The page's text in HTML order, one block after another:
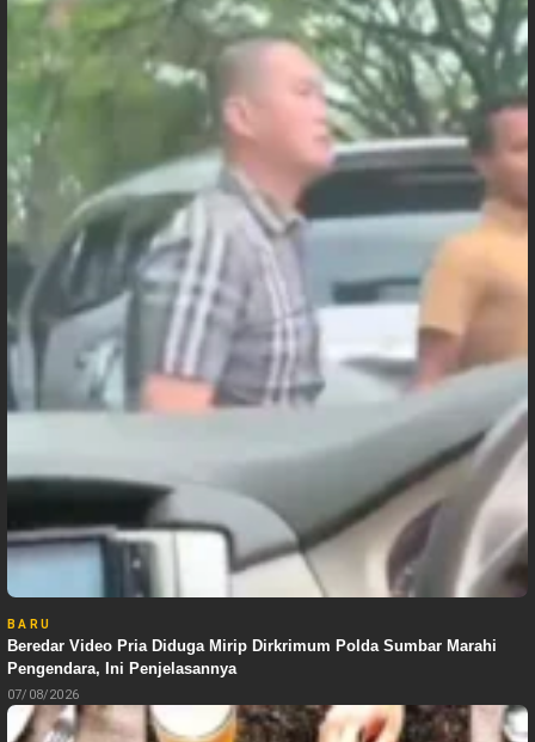
BARU
Beredar Video Pria Diduga Mirip Dirkrimum Polda Sumbar Marahi
Pengendara, Ini Penjelasannya
07/08/2026